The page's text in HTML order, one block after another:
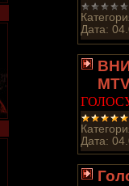
Дата:
Дата: